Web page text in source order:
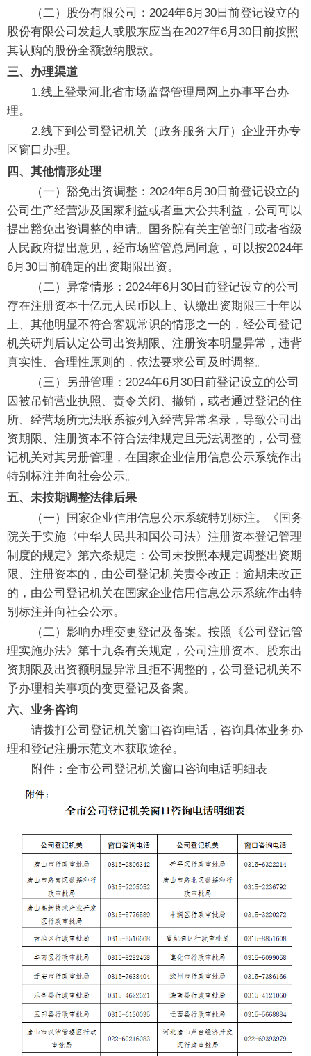
（二）股份有限公司：2024年6月30日前登记设立的
股份有限公司发起人或股东应当在2027年6月30日前按照
其认购的股份全额缴纳股款。
三、办理渠道
1.线上登录河北省市场监督管理局网上办事平台办
理。
2.线下到公司登记机关（政务服务大厅）企业开办专
区窗口办理。
四、其他情形处理
（一）豁免出资调整：2024年6月30日前登记设立的
公司生产经营涉及国家利益或者重大公共利益，公司可以
提出豁免出资调整的申请。国务院有关主管部门或者省级
人民政府提出意见，经市场监管总局同意，可以按2024年
6月30日前确定的出资期限出资。
（二）异常情形：2024年6月30日前登记设立的公司
存在注册资本十亿元人民币以上、认缴出资期限三十年以
上、其他明显不符合客观常识的情形之一的，经公司登记
机关研判后认定公司出资期限、注册资本明显异常，违背
真实性、合理性原则的，依法要求公司及时调整。
（三）另册管理：2024年6月30日前登记设立的公司
因被吊销营业执照、责令关闭、撤销，或者通过登记的住
所、经营场所无法联系被列入经营异常名录，导致公司出
资期限、注册资本不符合法律规定且无法调整的，公司登
记机关对其另册管理，在国家企业信用信息公示系统作出
特别标注并向社会公示。
五、未按期调整法律后果
（一）国家企业信用信息公示系统特别标注。《国务
院关于实施〈中华人民共和国公司法〉注册资本登记管理
制度的规定》第六条规定：公司未按照本规定调整出资期
限、注册资本的，由公司登记机关责令改正；逾期未改正
的，由公司登记机关在国家企业信用信息公示系统作出特
别标注并向社会公示。
（二）影响办理变更登记及备案。按照《公司登记管
理实施办法》第十九条有关规定，公司注册资本、股东出
资期限及出资额明显异常且拒不调整的，公司登记机关不
予办理相关事项的变更登记及备案。
六、业务咨询
请拨打公司登记机关窗口咨询电话，咨询具体业务办
理和登记注册示范文本获取途径。
附件：全市公司登记机关窗口咨询电话明细表